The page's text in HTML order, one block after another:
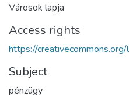
Városok lapja
Access rights
https://
Subject
pénzügy